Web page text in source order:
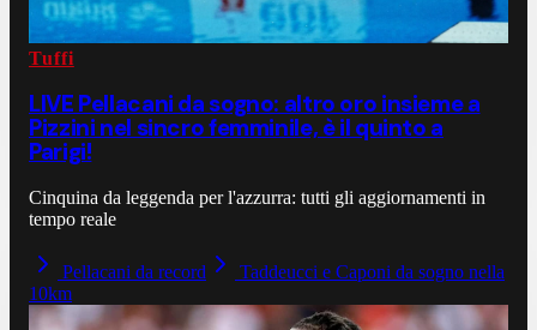
Tuffi
LIVE Pellacani da sogno: altro oro insieme a
Pizzini nel sincro femminile, è il quinto a
Parigi!
Cinquina da leggenda per l'azzurra: tutti gli aggiornamenti in
tempo reale
Pellacani da record
Taddeucci e Caponi da sogno nella
10km